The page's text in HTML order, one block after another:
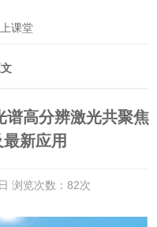
课堂
谱高分辨激光共聚焦
新应用
浏览次数： 82次